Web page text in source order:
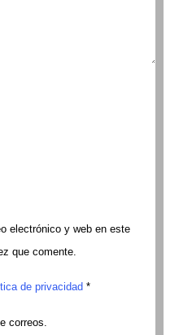
electrónico y web en este
que comente.
de privacidad *
correos.